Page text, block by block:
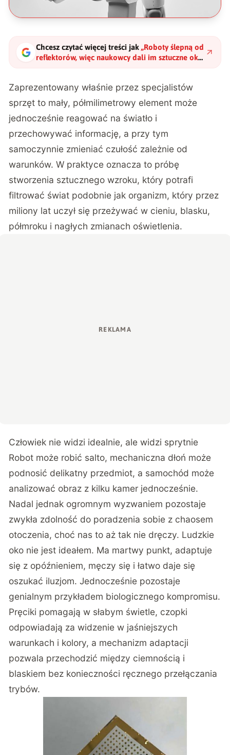
Chcesz czytać więcej treści jak „Roboty ślepną od
reflektorów, więc naukowcy dali im sztuczne oko.
Teraz mają patrzeć jak ludzie"?
Zaprezentowany właśnie przez specjalistów
sprzęt to mały, półmilimetrowy element może
jednocześnie reagować na światło i
przechowywać informację, a przy tym
samoczynnie zmieniać czułość zależnie od
warunków. W praktyce oznacza to próbę
stworzenia sztucznego wzroku, który potrafi
filtrować świat podobnie jak organizm, który przez
miliony lat uczył się przeżywać w cieniu, blasku,
półmroku i nagłych zmianach oświetlenia.
Człowiek nie widzi idealnie, ale widzi sprytnie
Robot może robić salto, mechaniczna dłoń może
podnosić delikatny przedmiot, a samochód może
analizować obraz z kilku kamer jednocześnie.
Nadal jednak ogromnym wyzwaniem pozostaje
zwykła zdolność do poradzenia sobie z chaosem
otoczenia, choć nas to aż tak nie dręczy. Ludzkie
oko nie jest ideałem. Ma martwy punkt, adaptuje
się z opóźnieniem, męczy się i łatwo daje się
oszukać iluzjom. Jednocześnie pozostaje
genialnym przykładem biologicznego kompromisu.
Pręciki pomagają w słabym świetle, czopki
odpowiadają za widzenie w jaśniejszych
warunkach i kolory, a mechanizm adaptacji
pozwala przechodzić między ciemnością i
blaskiem bez konieczności ręcznego przełączania
trybów.